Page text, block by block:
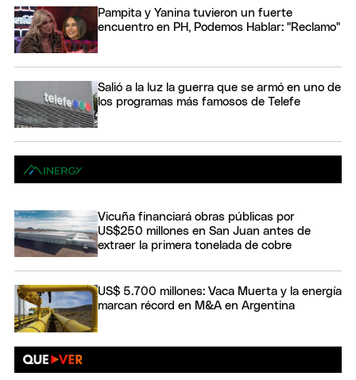
Pampita y Yanina tuvieron un fuerte
encuentro en PH, Podemos Hablar: "Reclamo"
Salió a la luz la guerra que se armó en uno de
los programas más famosos de Telefe
Vicuña financiará obras públicas por
US$250 millones en San Juan antes de
extraer la primera tonelada de cobre
US$ 5.700 millones: Vaca Muerta y la energía
marcan récord en M&A en Argentina